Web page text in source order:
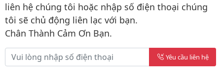
liên hệ chúng tôi hoặc nhập số điện thoại chúng
tôi sẽ chủ động liên lạc với bạn.
Chân Thành Cảm Ơn Bạn.
Yêu cầu liên hệ